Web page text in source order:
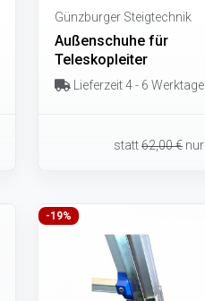
Günzburger Steigtechnik
Außenschuhe für
Teleskopleiter
Lieferzeit 4 - 6 Werktage
statt62,00 € nur
-19%